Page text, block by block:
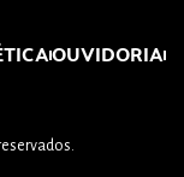
OUVIDORIA